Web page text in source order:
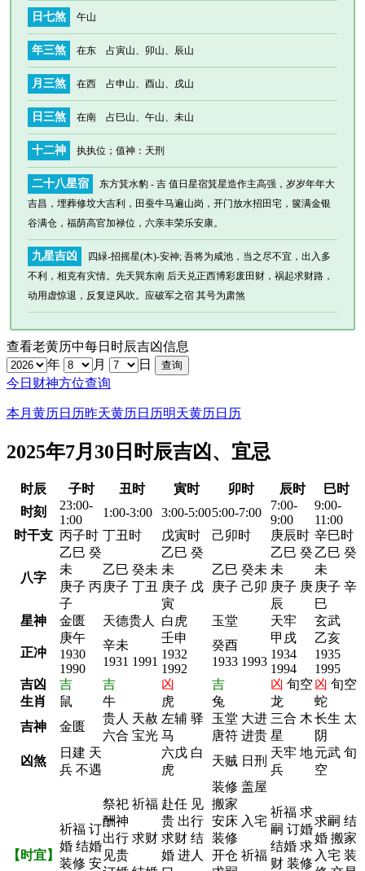
日七煞 午山
年三煞 在东 占寅山、卯山、辰山
月三煞 在西 占申山、酉山、戌山
日三煞 在南 占巳山、午山、未山
十二神 执执位 ；值神：天刑
二十八星宿
东方箕水豹 - 吉 值日星宿箕星造作主高强，岁岁年年大
吉昌，埋葬修坟大吉利，田蚕牛马遍山岗，开门放水招田宅，箧满金银
谷满仓，福荫高官加禄位，六亲丰荣乐安康。
九星吉凶
四緑-招摇星(木)-安神; 吾将为咸池，当之尽不宜，出入多
不利，相克有灾情。先天巽东南 后天兑正西博彩废田财，祸起求财路，
动用虚惊退，反复逆风吹。应破军之宿 其号为肃煞
查看老黄历中每日时辰吉凶信息
年
月
日
今日财神方位查询
本月黄历日历昨天黄历日历明天黄历日历
2025年7月30日时辰吉凶、宜忌
时辰 子时 丑时 寅时 卯时 辰时
巳时
时刻
23:00-
1:00
1:00-3:00 3:00-5:005:00-7:00
7:00-
9:00
9:00-
11:00
时干支 丙子时 丁丑时 戊寅时 己卯时 庚辰时 辛巳时
八字
乙巳 癸
未
庚子 丙
子
乙巳 癸未
庚子 丁丑
乙巳 癸
未
庚子 戊
寅
乙巳 癸未
庚子 己卯
乙巳 癸
未
庚子 庚
辰
乙巳 癸
未
庚子 辛
巳
星神
金匮 天德贵人 白虎 玉堂 天牢 玄武
正冲
庚午
1930
1990
辛未
1931 1991
壬申
1932
1992
癸酉
1933 1993
甲戌
1934
1994
乙亥
1935
1995
吉凶
吉 吉 凶 吉 凶 旬空 凶 旬空
生肖
鼠 牛 虎 兔 龙
蛇
吉神
金匮
贵人 天赦
六合 宝光
左辅 驿
马
玉堂 大进
唐符 进贵
三合 木
星
长生 太
阴
凶煞
日建 天
兵 不遇
六戊 白
虎
天贼 日刑
天牢 地
兵
元武 旬
空
【时宜】
祈福 订
婚 结婚
装修 安
祭祀 祈福
酬神
出行 求财
见贵
赴任 见
贵 出行
求财 结
婚 进人
装修 盖屋
搬家
安床 入宅
装修
开仓 祈福
祈福 求
嗣 订婚
结婚 求
财 装修
求嗣 结
婚 搬家
入宅 装